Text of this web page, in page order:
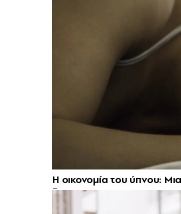
Η οικονομία του ύπνου: